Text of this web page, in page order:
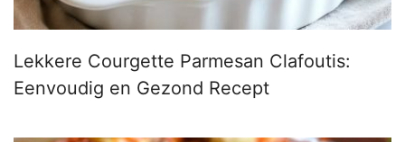
Lekkere Courgette Parmesan Clafoutis:
Eenvoudig en Gezond Recept